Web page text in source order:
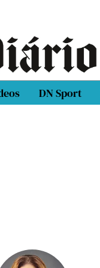
DN Sport